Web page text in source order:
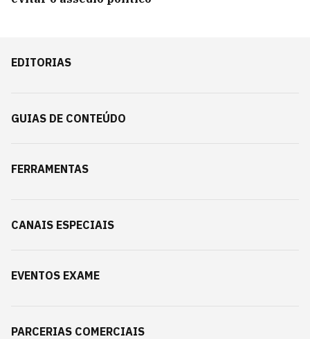
EDITORIAS
GUIAS DE CONTEÚDO
FERRAMENTAS
CANAIS ESPECIAIS
EVENTOS EXAME
PARCERIAS COMERCIAIS